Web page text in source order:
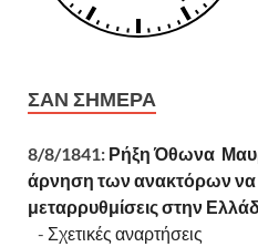
ΣΑΝ ΣΉΜΕΡΑ
8/8/1841: Ρήξη Όθωνα 
άρνηση των ανακτόρων
μεταρρυθμίσεις στην
- Σχετικές αναρτήσεις